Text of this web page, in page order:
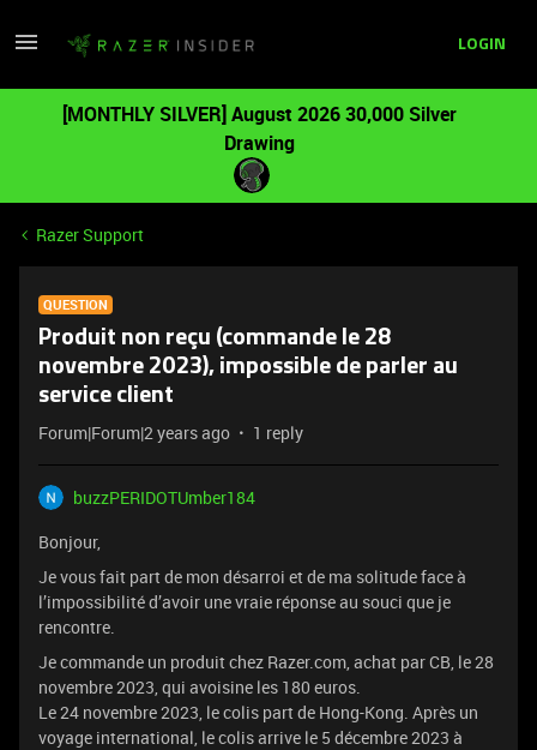
LOGIN
[MONTHLY SILVER] August 2026 30,000 Silver
Drawing
Razer Support
QUESTION
Produit non reçu (commande le 28
novembre 2023), impossible de parler au
service client
Forum|Forum|2 years ago 1 reply
buzzPERIDOTUmber184
Bonjour,
Je vous fait part de mon désarroi et de ma solitude face à
l’impossibilité d’avoir une vraie réponse au souci que je
rencontre.
Je commande un produit chez Razer.com, achat par CB, le 28
novembre 2023, qui avoisine les 180 euros.
Le 24 novembre 2023, le colis part de Hong-Kong. Après un
voyage international, le colis arrive le 5 décembre 2023 à